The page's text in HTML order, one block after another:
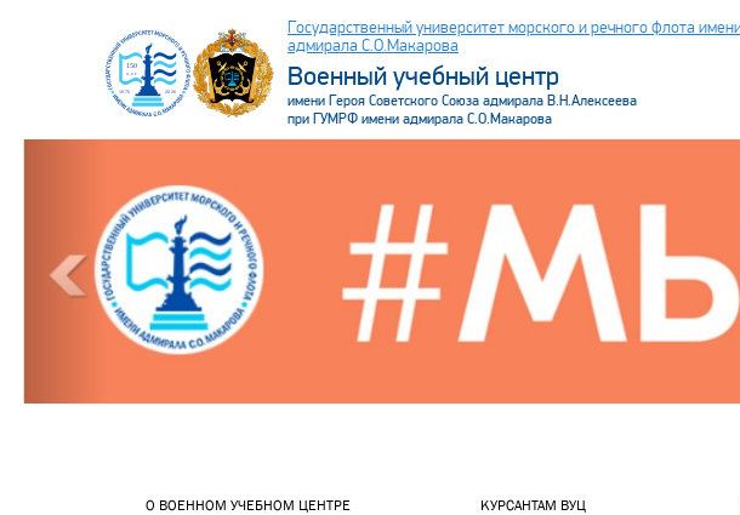
Государственный университет морского и речного флота
адмирала С.О.Макарова
Военный учебный центр
имени Героя Советского Союза адмирала В.Н.Алексеева
при ГУМРФ имени адмирала С.О.Макарова
О ВОЕННОМ УЧЕБНОМ ЦЕНТРЕ КУРСАНТАМ ВУЦ